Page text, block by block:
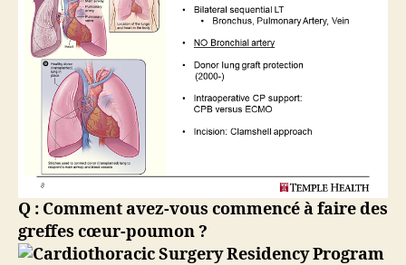
Q : Comment avez-vous commencé à faire des
greffes cœur-poumon ?